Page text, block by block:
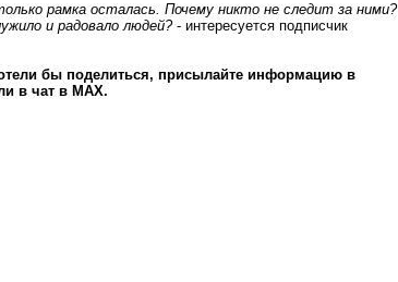
рамка осталась. Почему никто не следит за ними?
и радовало людей?- интересуется подписчик
бы поделиться, присылайте информацию в
в чат в МАХ.